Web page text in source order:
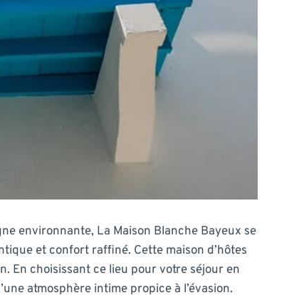
environnante, La Maison Blanche Bayeux se
et confort raffiné. Cette maison d’hôtes
En choisissant ce lieu pour votre séjour en
atmosphère intime propice à l’évasion.